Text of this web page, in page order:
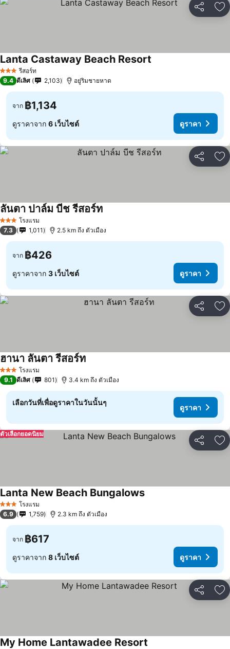
แชร์ เ
3 ดาว รีสอร์ท
Lanta Castaway Beach Resort
9.4 ดีเลิศ 2,103 อยู่ริมชายหาด
จาก ฿1,134
ดูราคาจาก 6 เว็บไซต์ ดูราคา
แชร์ เ
3 ดาว โรงแรม
ลันตา ปาล์ม บีช รีสอร์ท
7.3 1,011 2.5 km ถึง ตัวเมือง
จาก ฿426
ดูราคาจาก 3 เว็บไซต์ ดูราคา
แชร์ เ
3 ดาว โรงแรม
ฮานา ลันตา รีสอร์ท
9.1 ดีเลิศ 801 3.4 km ถึง ตัวเมือง
เลือกวันที่เพื่อดูราคาในวันนั้นๆ
ดูราคา
แชร์ เ
ตัวเลือกยอดนิยม
3 ดาว โรงแรม
Lanta New Beach Bungalows
6.9 1,759 2.3 km ถึง ตัวเมือง
จาก ฿617
ดูราคาจาก 8 เว็บไซต์ ดูราคา
แชร์ เ
My Home Lantawadee Resort